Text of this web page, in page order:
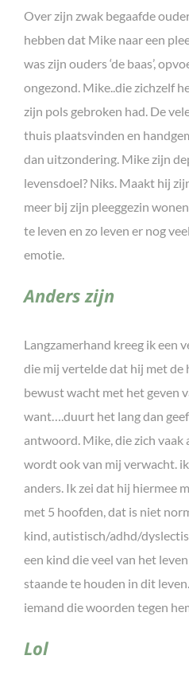
Over zijn zwak begaafde
hebben dat Mike naar een
was zijn ouders ‘de baas’,
ongezond. Mike..die zichzelf
zijn pols gebroken had. De
thuis plaatsvinden en
dan uitzondering. Mike zijn
levensdoel? Niks. Maakt hij
meer bij zijn pleeggezin
te leven en zo leven er nog
emotie.
Anders zijn
Langzamerhand kreeg ik een
die mij vertelde dat hij met de
bewust wacht met het geven
want….duurt het lang dan
antwoord. Mike, die zich
wordt ook van mij verwacht.
anders. Ik zei dat hij hiermee
met 5 hoofden, dat is niet
kind, autistisch/adhd/
een kind die veel van het
staande te houden in dit
iemand die woorden tegen
Lol